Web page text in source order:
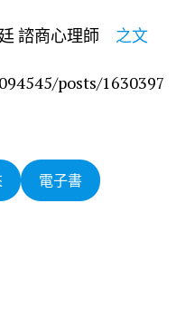
諮商心理師 之文
posts/1630397
電子書